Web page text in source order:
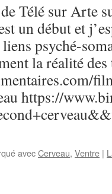
Télé sur Arte
un début et
psyché-
la réalité
https://
avecCerveau, Ventre |